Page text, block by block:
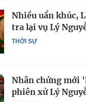
THỜI SỰ
Nhiều uẩn khúc,
tra lại vụ Lý
Nhân chứng mới
phiên xử Lý